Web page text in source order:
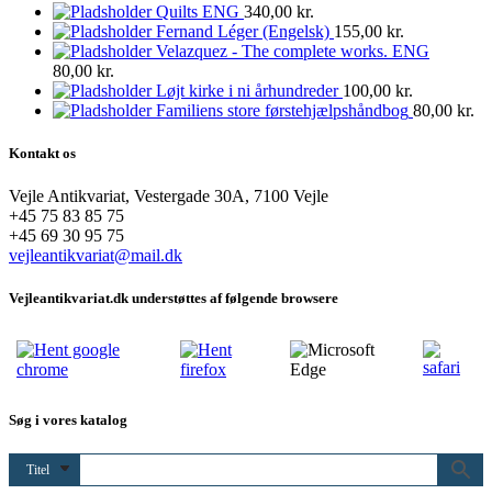
Quilts ENG 340,00 kr.
Fernand Léger (Engelsk) 155,00 kr.
Velazquez - The complete works. ENG
80,00 kr.
Løjt kirke i ni århundreder 100,00 kr.
Familiens store førstehjælpshåndbog 80,00 kr.
Kontakt os
Vejle Antikvariat, Vestergade 30A, 7100 Vejle
+45 75 83 85 75
+45 69 30 95 75
vejleantikvariat@mail.dk
Vejleantikvariat.dk understøttes af følgende browsere
Søg i vores katalog
Titel